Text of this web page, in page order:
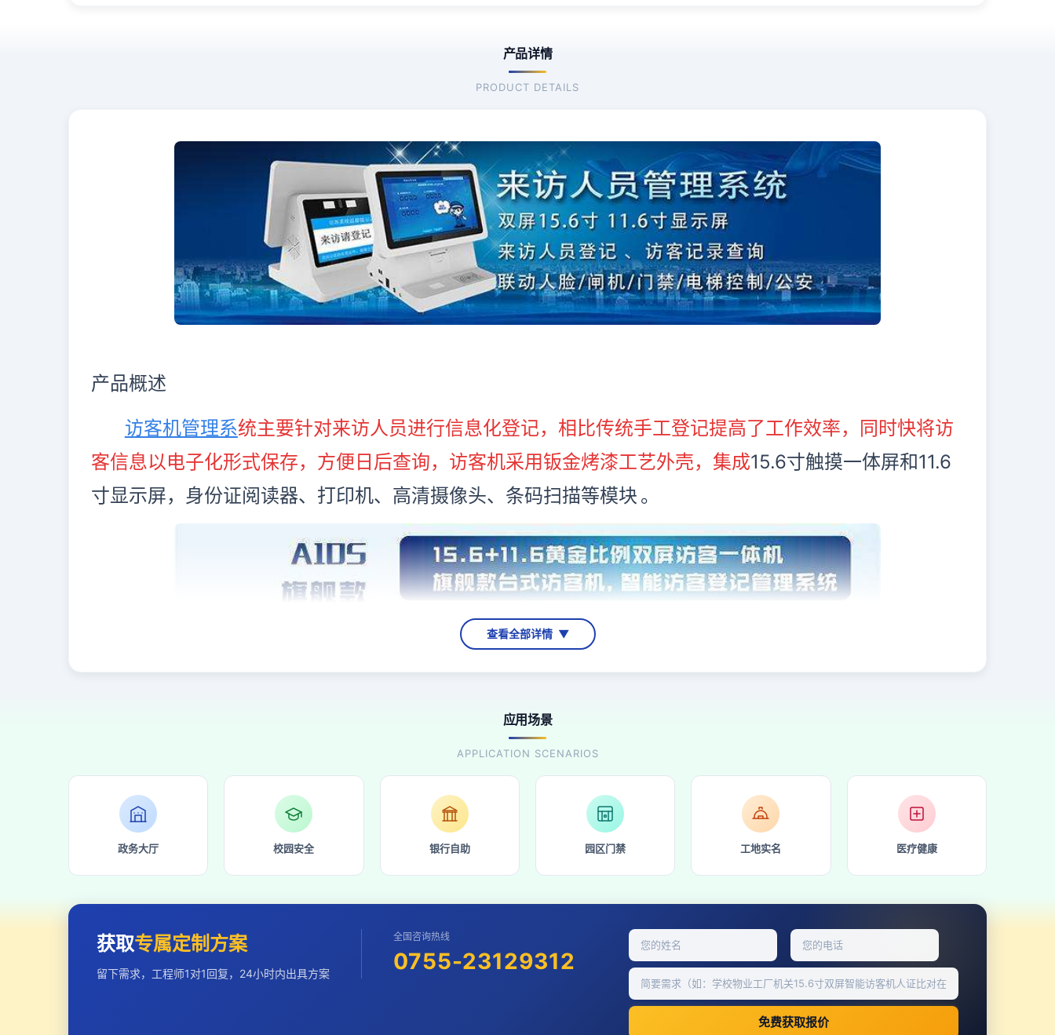
产品详情
PRODUCT DETAILS
产品概述
访客机管理系统主要针对来访人员进行信息化登记，相比传统手工登记提高了工作效率，同时快将访
客信息以电子化形式保存，方便日后查询，访客机采用钣金烤漆工艺外壳，集成15.6寸触摸一体屏和11.6
寸显示屏，身份证阅读器、打印机、高清摄像头、条码扫描等模块 。
查看全部详情 ▼
应用场景
APPLICATION SCENARIOS
政务大厅 校园安全 银行自助 园区门禁 工地实名 医疗健康
获取专属定制方案
留下需求，工程师1对1回复，24小时内出具方案
全国咨询热线
0755-23129312
免费获取报价